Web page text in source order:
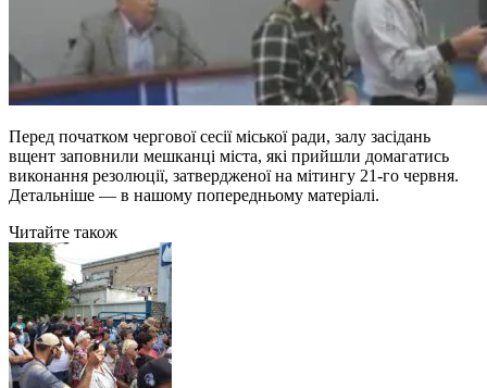
Перед початком чергової сесії міської ради, залу засідань
вщент заповнили мешканці міста, які прийшли домагатись
виконання резолюції, затвердженої на мітингу 21-го червня.
Детальніше — в нашому попередньому матеріалі.
Читайте також